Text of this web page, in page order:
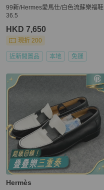
99新/Hermes愛馬仕/白色流蘇樂福鞋
36.5
HKD 7,650
現折 200
近新閒置品 本地 免運
Hermès